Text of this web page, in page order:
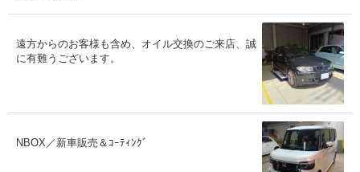
遠方からのお客様も含め、オイル交換のご来店、誠
に有難うございます。
NBOX／新車販売＆ｺｰﾃｨﾝｸﾞ